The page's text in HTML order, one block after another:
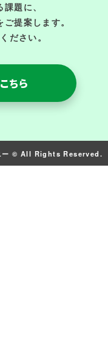
題に、
提案します。
ださい。
ちら
ー © All Rights Reserved.